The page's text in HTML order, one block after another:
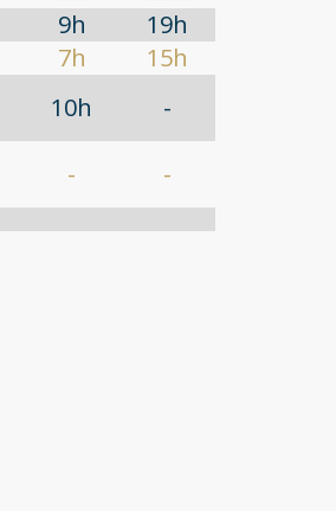
9h
19h
7h
15h
10h -
- -